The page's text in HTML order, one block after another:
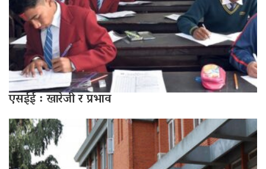
एसईई : खारेजी र प्रभाव